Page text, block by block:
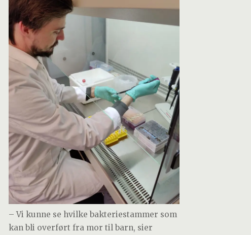
– Vi kunne se hvilke bakteriestammer som
kan bli overført fra mor til barn, sier